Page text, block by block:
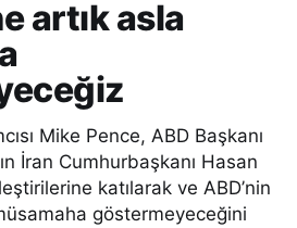
artık asla
Mike Pence, ABD Başkanı
İran Cumhurbaşkanı Hasan
katılarak ve ABD’nin
göstermeyeceğini